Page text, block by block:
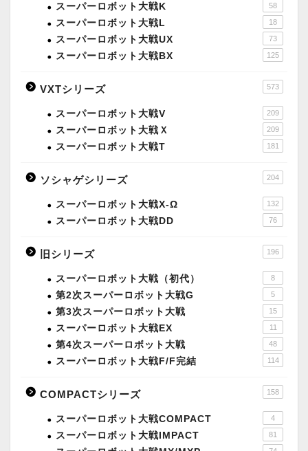
スーパーロボット大戦K 58
スーパーロボット大戦L 18
スーパーロボット大戦UX 73
スーパーロボット大戦BX 125
VXTシリーズ 573
スーパーロボット大戦V 209
スーパーロボット大戦Ｘ 209
スーパーロボット大戦T 181
ソシャゲシリーズ 204
スーパーロボット大戦X-Ω 132
スーパーロボット大戦DD 76
旧シリーズ 196
スーパーロボット大戦（初代） 8
第2次スーパーロボット大戦G 5
第3次スーパーロボット大戦 15
スーパーロボット大戦EX 11
第4次スーパーロボット大戦 48
スーパーロボット大戦F/F完結 114
COMPACTシリーズ 158
スーパーロボット大戦COMPACT 4
スーパーロボット大戦IMPACT 81